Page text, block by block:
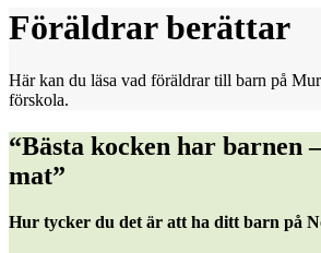
Föräldrar berättar
Här kan du läsa vad föräldrar till barn på
förskola.
“Bästa kocken har barnen
mat”
Hur tycker du det är att ha ditt barn på